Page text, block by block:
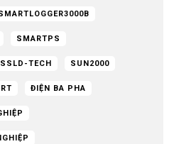
SMARTPS
SSLD-TECH SUN2000
ĐIỆN BA PHA